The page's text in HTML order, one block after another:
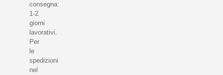
consegna:
1-2
giorni
lavorativi.
Per
le
spedizioni
nel